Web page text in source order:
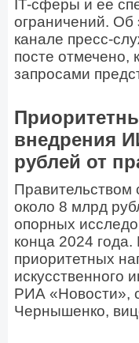
IT-сферы и ее
ограничений. Об
канале пресс-
посте отмечено,
запросами
внедрения
рублей от
Правительством
около 8 млрд
опорных
конца 2024
приоритетных
искусственного
РИА «Новости»,
Чернышенко,